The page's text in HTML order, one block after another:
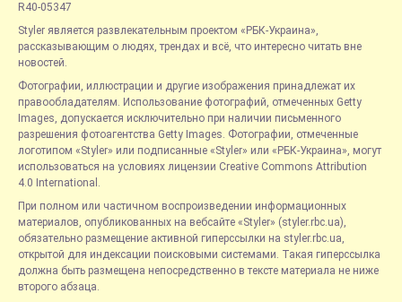
R40-05347
Styler является развлекательным проектом «РБК-Украина»,
рассказывающим о людях, трендах и всё, что интересно читать вне
новостей.
Фотографии, иллюстрации и другие изображения принадлежат их
правообладателям. Использование фотографий, отмеченных Getty
Images, допускается исключительно при наличии письменного
разрешения фотоагентства Getty Images. Фотографии, отмеченные
логотипом «Styler» или подписанные «Styler» или «РБК-Украина», могут
использоваться на условиях лицензии Creative Commons Attribution
4.0 International.
При полном или частичном воспроизведении информационных
материалов, опубликованных на вебсайте «Styler» (styler.rbc.ua),
обязательно размещение активной гиперссылки на styler.rbc.ua,
открытой для индексации поисковыми системами. Такая гиперссылка
должна быть размещена непосредственно в тексте материала не ниже
второго абзаца.